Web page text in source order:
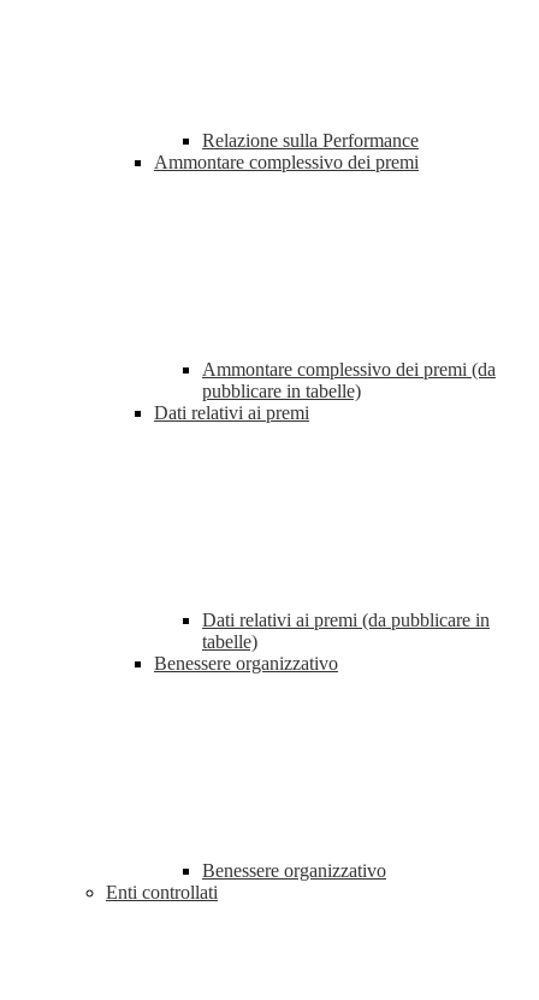
Relazione sulla Performance
Ammontare complessivo dei premi
Ammontare complessivo dei premi (da
pubblicare in tabelle)
Dati relativi ai premi
Dati relativi ai premi (da pubblicare in
tabelle)
Benessere organizzativo
Benessere organizzativo
Enti controllati